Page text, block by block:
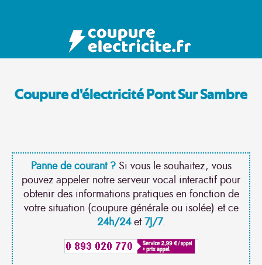
Coupure d'électricité Pont Sur Sambre
Panne de courant ?Si vous le souhaitez, vous
pouvez appeler notre serveur vocal interactif pour
obtenir des informations pratiques en fonction de
votre situation (coupure générale ou isolée) et ce
24h/24et7J/7.